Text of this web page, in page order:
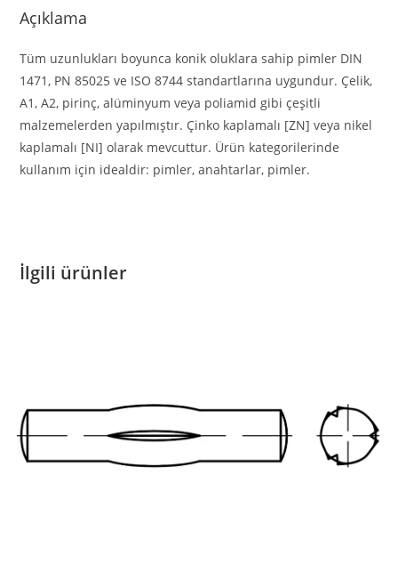
Açıklama
Tüm uzunlukları boyunca konik oluklara sahip pimler DIN
1471, PN 85025 ve ISO 8744 standartlarına uygundur. Çelik,
A1, A2, pirinç, alüminyum veya poliamid gibi çeşitli
malzemelerden yapılmıştır. Çinko kaplamalı [ZN] veya nikel
kaplamalı [NI] olarak mevcuttur. Ürün kategorilerinde
kullanım için idealdir: pimler, anahtarlar, pimler.
İlgili ürünler